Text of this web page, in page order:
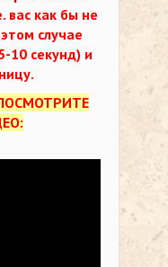
вас как бы не
случае
10 секунд) и